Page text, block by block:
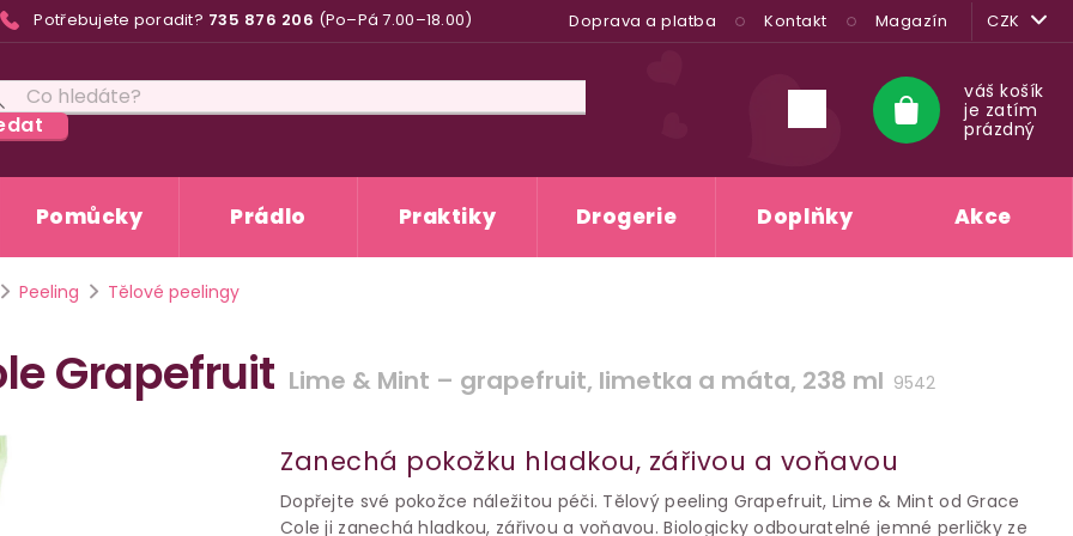
Potřebujete poradit? 735 876 206 (Po–Pá 7.00–18.00) Doprava a platba Kontakt Magazín CZK
Nákupní
košík
váš košík
je zatím
prázdný
Pomůcky Prádlo Praktiky Drogerie Doplňky Akce
Peeling Tělové peelingy
Grapefruit Lime & Mint – grapefruit, limetka a máta, 238 ml 9542
Zanechá pokožku hladkou, zářivou a voňavou
Dopřejte své pokožce náležitou péči. Tělový peeling Grapefruit, Lime & Mint od Grace
Cole ji zanechá hladkou, zářivou a voňavou. Biologicky odbouratelné jemné perličky ze